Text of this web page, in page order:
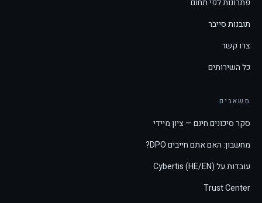
פתרונות לפי תחום
תובנות סייבר
צרו קשר
כל השירותים
משאבים
סקר סיכונים חינם — ציון מיידי
מחשבון: האם אתם חייבים DPO?
עובדות על Cybertis (HE/EN)
Trust Center